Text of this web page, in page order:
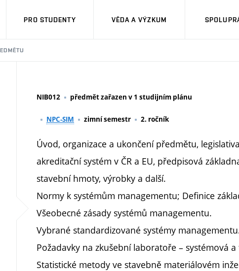
PRO STUDENTY VĚDA A VÝZKUM
NIB012 předmět zařazen v 1 studijním plánu
NPC-SIM zimní semestr 2. ročník
Úvod, organizace a ukončení předmětu,
akreditační systém v ČR a EU, předpisová
stavební hmoty, výrobky a další.
Normy k systémům managementu; Definice
Všeobecné zásady systémů managementu.
Vybrané standardizované systémy
Požadavky na zkušební laboratoře – systémová
Statistické metody ve stavebně materiálovém